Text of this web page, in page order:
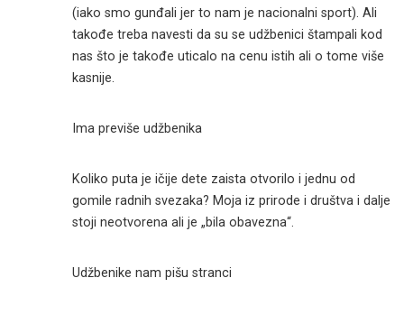
(iako smo gunđali jer to nam je nacionalni sport). Ali
takođe treba navesti da su se udžbenici štampali kod
nas što je takođe uticalo na cenu istih ali o tome više
kasnije.
Ima previše udžbenika
Koliko puta je ičije dete zaista otvorilo i jednu od
gomile radnih svezaka? Moja iz prirode i društva i dalje
stoji neotvorena ali je „bila obavezna“.
Udžbenike nam pišu stranci